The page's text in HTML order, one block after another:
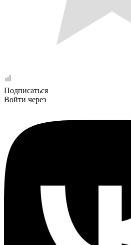
Подписаться
Войти через